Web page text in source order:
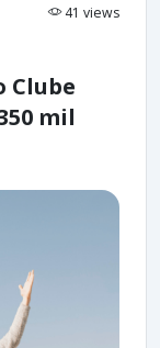
41 views
Clube
mil